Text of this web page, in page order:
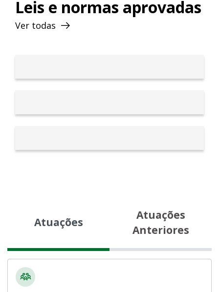
presidente da Comissão de Economia,
Orçamento e Finanças (CEOF).
Leis e normas aprovadas
Ver todas
Atuações
Atuações
Anteriores